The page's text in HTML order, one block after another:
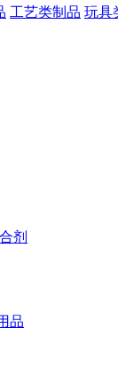
工艺类制品 玩具
剂
品